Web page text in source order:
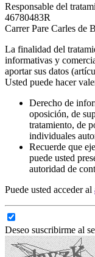
Responsable del
46780483R
Carrer Pare Carles de
La finalidad del
informativas y
aportar sus datos
Usted puede hacer
Derecho de
oposición, de
tratamiento, de
individuales
Recuerde que
puede usted
autoridad de
Puede usted acceder al
Deseo suscribirme al